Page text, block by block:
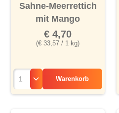
Sahne-Meerrettich
mit Mango
(€ 33,57 / 1 kg)
€ 4,70
Warenkorb